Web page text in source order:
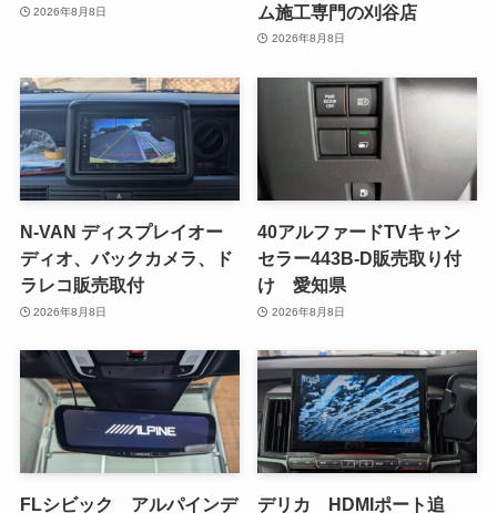
2026年8月8日
ム施工専門の刈谷店
2026年8月8日
N-VAN ディスプレイオー
ディオ、バックカメラ、ド
ラレコ販売取付
2026年8月8日
40アルファードTVキャン
セラー443B-D販売取り付
け 愛知県
2026年8月8日
FLシビック アルパインデ デリカ HDMIポート追